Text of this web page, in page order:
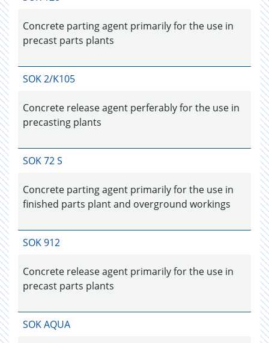
Concrete parting agent primarily for the use in
precast parts plants
SOK 2/K105
Concrete release agent perferably for the use in
precasting plants
SOK 72 S
Concrete parting agent primarily for the use in
finished parts plant and overground workings
SOK 912
Concrete release agent primarily for the use in
precast parts plants
SOK AQUA